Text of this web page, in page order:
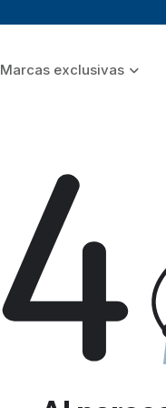
Marcas exclusivas